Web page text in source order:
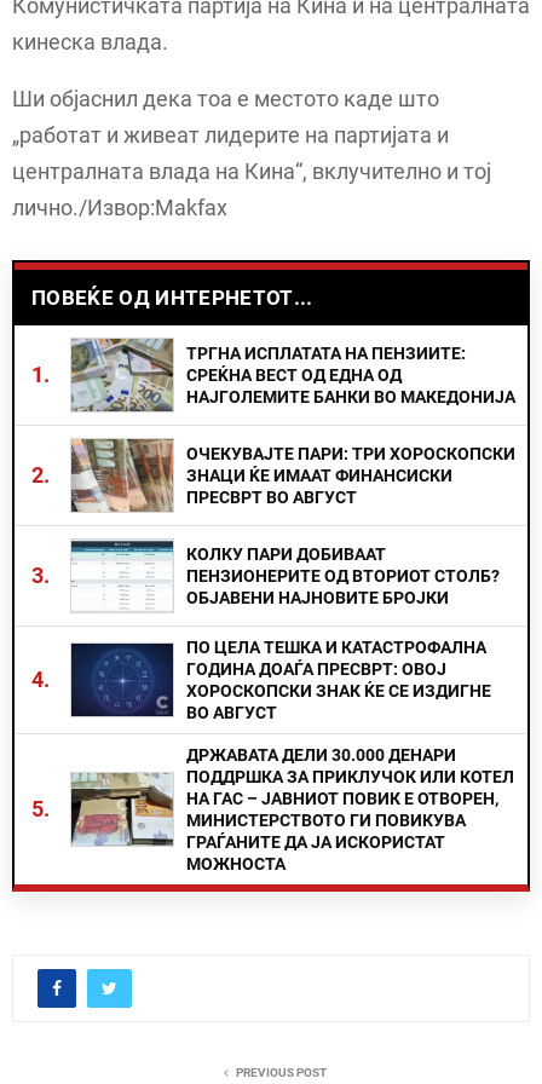
Комунистичката партија на Кина и на централната
кинеска влада.
Ши објаснил дека тоа е местото каде што
„работат и живеат лидерите на партијата и
централната влада на Кина“, вклучително и тој
лично./Извор:Makfax
ПОВЕЌЕ ОД ИНТЕРНЕТОТ...
1.
ТРГНА ИСПЛАТАТА НА ПЕНЗИИТЕ:
СРЕЌНА ВЕСТ ОД ЕДНА ОД
НАЈГОЛЕМИТЕ БАНКИ ВО МАКЕДОНИЈА
2.
ОЧЕКУВАЈТЕ ПАРИ: ТРИ ХОРОСКОПСКИ
ЗНАЦИ ЌЕ ИМААТ ФИНАНСИСКИ
ПРЕСВРТ ВО АВГУСТ
3.
КОЛКУ ПАРИ ДОБИВААТ
ПЕНЗИОНЕРИТЕ ОД ВТОРИОТ СТОЛБ?
ОБЈАВЕНИ НАЈНОВИТЕ БРОЈКИ
4.
ПО ЦЕЛА ТЕШКА И КАТАСТРОФАЛНА
ГОДИНА ДОАЃА ПРЕСВРТ: ОВОЈ
ХОРОСКОПСКИ ЗНАК ЌЕ СЕ ИЗДИГНЕ
ВО АВГУСТ
5.
ДРЖАВАТА ДЕЛИ 30.000 ДЕНАРИ
ПОДДРШКА ЗА ПРИКЛУЧОК ИЛИ КОТЕЛ
НА ГАС – ЈАВНИОТ ПОВИК Е ОТВОРЕН,
МИНИСТЕРСТВОТО ГИ ПОВИКУВА
ГРАЃАНИТЕ ДА ЈА ИСКОРИСТАТ
МОЖНОСТА
PREVIOUS POST